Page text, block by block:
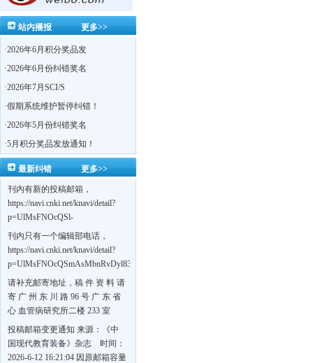
更多>>
站内播报
·2026年6月积分奖品发
·2026年6月份纠错奖名
·2026年7月SCI/S
·假期系统维护暂停纠错！
·2026年5月份纠错奖名
·5月积分奖品发放通知！
更多>>
最新纠错
刊内有新的投稿邮箱，
https://navi.cnki.net/knavi/detail?
p=UlMsFNOcQSl-
刊内只有一个编辑部电话，
https://navi.cnki.net/knavi/detail?
p=UlMsFNOcQSmAsMbnRvDyl83fGGu5dcrBYtF-
w7VFJdSWT5tem1RQ5W2sC5HRG-
S8mH75DuljrTVfVeoXxT4L0b-
Yrk7HaGd7C2w5FD7nrnLRR5Q57zsTTQ==&uniplatform=NZKPT&language=CHS
请补充邮寄地址，稿 件 资 料 请
寄 广 州 东 川 路 96 号 广 东 省
心 血管病研究所二楼 233 室
《岭南心血管病杂志》编辑部
收，
https://navi.cnki.net/knavi/detail?
投稿邮箱变更通知 来源：《中
国现代教育装备》杂志 时间：
2026-6-12 16:21:04 因原邮箱容量